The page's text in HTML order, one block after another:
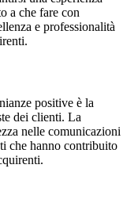
a che fare con
e professionalità
positive è la
dei clienti. La
nelle comunicazioni
che hanno contribuito